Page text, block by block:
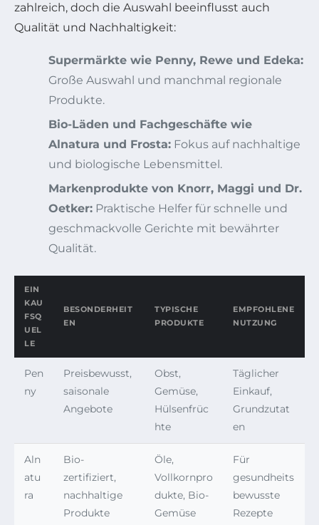
zahlreich, doch die Auswahl beeinflusst auch
Qualität und Nachhaltigkeit:
Supermärkte wie Penny, Rewe und Edeka:
Große Auswahl und manchmal regionale
Produkte.
Bio-Läden und Fachgeschäfte wie
Alnatura und Frosta: Fokus auf nachhaltige
und biologische Lebensmittel.
Markenprodukte von Knorr, Maggi und Dr.
Oetker: Praktische Helfer für schnelle und
geschmackvolle Gerichte mit bewährter
Qualität.
EIN
KAU
FSQ
UEL
LE
BESONDERHEIT
EN
TYPISCHE
PRODUKTE
EMPFOHLENE
NUTZUNG
Pen
ny
Preisbewusst,
saisonale
Angebote
Obst,
Gemüse,
Hülsenfrüc
hte
Täglicher
Einkauf,
Grundzutat
en
Aln
atu
ra
Bio-
zertifiziert,
nachhaltige
Produkte
Öle,
Vollkornpro
dukte, Bio-
Gemüse
Für
gesundheits
bewusste
Rezepte